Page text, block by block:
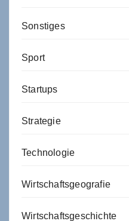
Sonstiges
Sport
Startups
Strategie
Technologie
Wirtschaftsgeografie
Wirtschaftsgeschichte